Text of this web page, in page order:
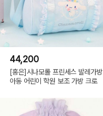
44,200
[홍은]시나모롤 프린세스 발레가방
아동 어린이 학원 보조 가방 크로